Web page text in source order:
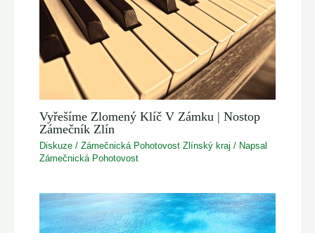
Vyřešíme Zlomený Klíč V Zámku | Nostop
Zámečník Zlín
Diskuze /Zámečnická Pohotovost Zlínský kraj / Napsal
Zámečnická Pohotovost